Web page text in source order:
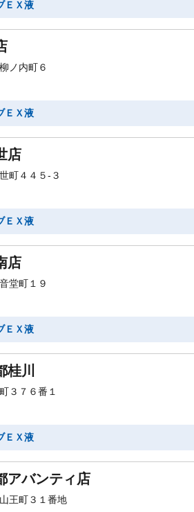
ＥＸ液
ノ内町６
ＥＸ液
店
町４４５-３
ＥＸ液
店
堂町１９
ＥＸ液
川
３７６番１
ＥＸ液
アバンティ店
王町３１番地